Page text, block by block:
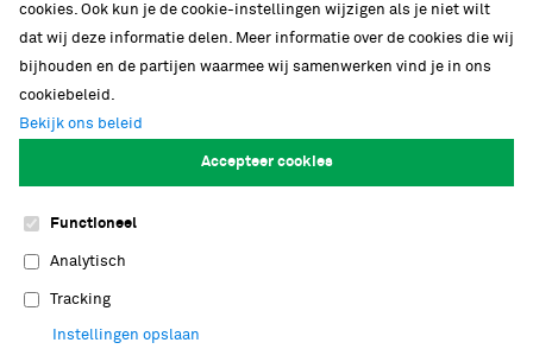
Bij Naturalis werken meer dan honderd
onderzoeksgroepen. Naturalis biedt jong
wetenschappelijk talent graag de ruimte om
cookies. Ook kun je de cookie-instellingen wijzigen als je niet wilt
dat wij deze informatie delen. Meer informatie over de cookies die wij
bijhouden en de partijen waarmee wij samenwerken vind je in ons
cookiebeleid.
Bekijk ons beleid
Accepteer cookies
Functioneel
Analytisch
Tracking
Instellingen opslaan